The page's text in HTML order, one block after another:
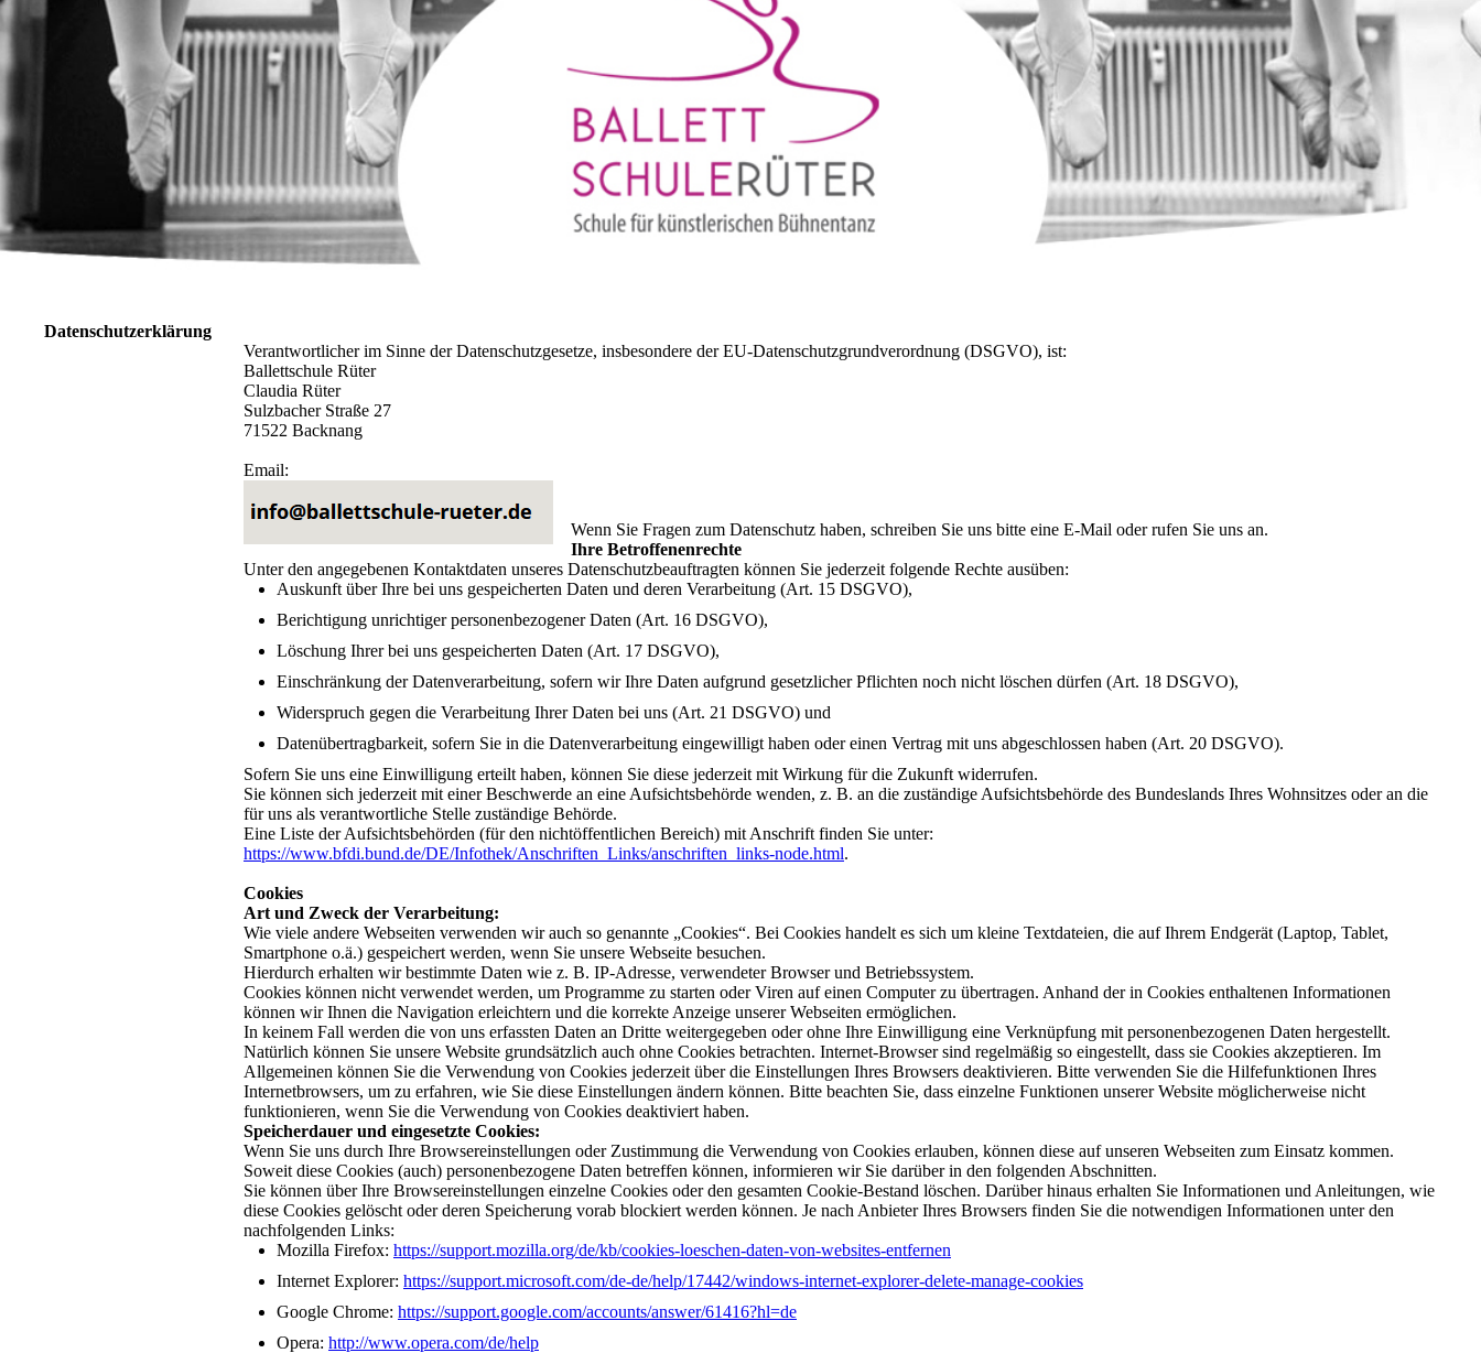
Datenschutzerklärung
Verantwortlicher im Sinne der Datenschutzgesetze, insbesondere der EU-Datenschutzgrundverordnung (DSGVO), ist:
Ballettschule Rüter
Claudia Rüter
Sulzbacher Straße 27
71522 Backnang
Email:
Wenn Sie Fragen zum Datenschutz haben, schreiben Sie uns bitte eine E-Mail oder rufen Sie uns an.
Ihre Betroffenenrechte
Unter den angegebenen Kontaktdaten unseres Datenschutzbeauftragten können Sie jederzeit folgende Rechte ausüben:
Auskunft über Ihre bei uns gespeicherten Daten und deren Verarbeitung (Art. 15 DSGVO),
Berichtigung unrichtiger personenbezogener Daten (Art. 16 DSGVO),
Löschung Ihrer bei uns gespeicherten Daten (Art. 17 DSGVO),
Einschränkung der Datenverarbeitung, sofern wir Ihre Daten aufgrund gesetzlicher Pflichten noch nicht löschen dürfen (Art. 18 DSGVO),
Widerspruch gegen die Verarbeitung Ihrer Daten bei uns (Art. 21 DSGVO) und
Datenübertragbarkeit, sofern Sie in die Datenverarbeitung eingewilligt haben oder einen Vertrag mit uns abgeschlossen haben (Art. 20 DSGVO).
Sofern Sie uns eine Einwilligung erteilt haben, können Sie diese jederzeit mit Wirkung für die Zukunft widerrufen.
Sie können sich jederzeit mit einer Beschwerde an eine Aufsichtsbehörde wenden, z. B. an die zuständige Aufsichtsbehörde des Bundeslands Ihres Wohnsitzes oder an die
für uns als verantwortliche Stelle zuständige Behörde.
Eine Liste der Aufsichtsbehörden (für den nichtöffentlichen Bereich) mit Anschrift finden Sie unter:
https://www.bfdi.bund.de/DE/Infothek/Anschriften_Links/anschriften_links-node.html.
Cookies
Art und Zweck der Verarbeitung:
Wie viele andere Webseiten verwenden wir auch so genannte „Cookies“. Bei Cookies handelt es sich um kleine Textdateien, die auf Ihrem Endgerät (Laptop, Tablet,
Smartphone o.ä.) gespeichert werden, wenn Sie unsere Webseite besuchen.
Hierdurch erhalten wir bestimmte Daten wie z. B. IP-Adresse, verwendeter Browser und Betriebssystem.
Cookies können nicht verwendet werden, um Programme zu starten oder Viren auf einen Computer zu übertragen. Anhand der in Cookies enthaltenen Informationen
können wir Ihnen die Navigation erleichtern und die korrekte Anzeige unserer Webseiten ermöglichen.
In keinem Fall werden die von uns erfassten Daten an Dritte weitergegeben oder ohne Ihre Einwilligung eine Verknüpfung mit personenbezogenen Daten hergestellt.
Natürlich können Sie unsere Website grundsätzlich auch ohne Cookies betrachten. Internet-Browser sind regelmäßig so eingestellt, dass sie Cookies akzeptieren. Im
Allgemeinen können Sie die Verwendung von Cookies jederzeit über die Einstellungen Ihres Browsers deaktivieren. Bitte verwenden Sie die Hilfefunktionen Ihres
Internetbrowsers, um zu erfahren, wie Sie diese Einstellungen ändern können. Bitte beachten Sie, dass einzelne Funktionen unserer Website möglicherweise nicht
funktionieren, wenn Sie die Verwendung von Cookies deaktiviert haben.
Speicherdauer und eingesetzte Cookies:
Wenn Sie uns durch Ihre Browsereinstellungen oder Zustimmung die Verwendung von Cookies erlauben, können diese auf unseren Webseiten zum Einsatz kommen.
Soweit diese Cookies (auch) personenbezogene Daten betreffen können, informieren wir Sie darüber in den folgenden Abschnitten.
Sie können über Ihre Browsereinstellungen einzelne Cookies oder den gesamten Cookie-Bestand löschen. Darüber hinaus erhalten Sie Informationen und Anleitungen, wie
diese Cookies gelöscht oder deren Speicherung vorab blockiert werden können. Je nach Anbieter Ihres Browsers finden Sie die notwendigen Informationen unter den
nachfolgenden Links:
Mozilla Firefox: https://support.mozilla.org/de/kb/cookies-loeschen-daten-von-websites-entfernen
Internet Explorer: https://support.microsoft.com/de-de/help/17442/windows-internet-explorer-delete-manage-cookies
Google Chrome: https://support.google.com/accounts/answer/61416?hl=de
Opera: http://www.opera.com/de/help